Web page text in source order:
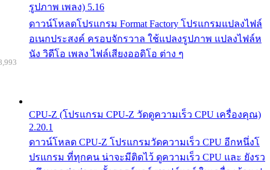
รูปภาพ เพลง) 5.16
ดาวน์โหลดโปรแกรม Format Factory โปรแกรมแปลงไฟล์
อเนกประสงค์ ครอบจักรวาล ใช้แปลงรูปภาพ แปลงไฟล์ห
นัง วิดีโอ เพลง ไฟล์เสียงออดิโอ ต่าง ๆ
CPU-Z (โปรแกรม CPU-Z วัดดูความเร็ว CPU เครื่องคุณ)
2.20.1
ดาวน์โหลด CPU-Z โปรแกรมวัดความเร็ว CPU อีกหนึ่งโ
ปรแกรม ที่ทุกคน น่าจะมีติดไว้ ดูความเร็ว CPU และ ยังรว